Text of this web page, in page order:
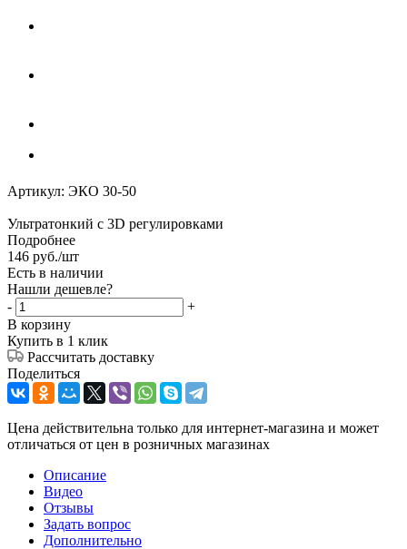
Артикул: ЭКО 30-50
Ультратонкий с 3D регулировками
Подробнее
146 руб./шт
Есть в наличии
Нашли дешевле?
-
+
В корзину
Купить в 1 клик
Рассчитать доставку
Поделиться
Цена действительна только для интернет-магазина и может
отличаться от цен в розничных магазинах
Описание
Видео
Отзывы
Задать вопрос
Дополнительно